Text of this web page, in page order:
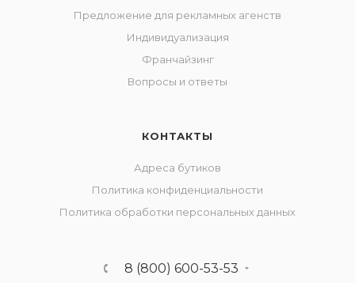
Предложение для рекламных агенств
Индивидуализация
Франчайзинг
Вопросы и ответы
КОНТАКТЫ
Адреса бутиков
Политика конфиденциальности
Политика обработки персональных данных
8 (800) 600-53-53